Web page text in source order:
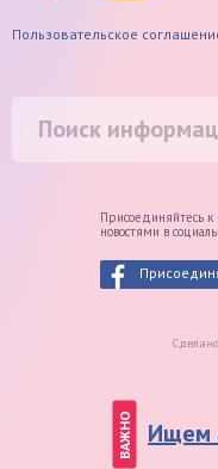
Пользовательское
Присоединяйтесь
новостями в
ВАЖНО Ищем